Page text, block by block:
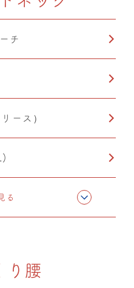
チ
ース）
る
り腰